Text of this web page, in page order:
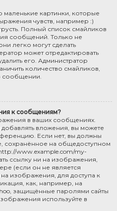
картинки, которые
чувств, например :)
Полный список смайликов
сообщений. Только не
легко могут сделать
может отредактировать
его. Администратор
количество смайликов,
сообщении.
к сообщениям?
в ваших сообщениях.
вложения, вы можете
Если нет, вы должны
сохранённое на общедоступном
www.example.com/my-
ссылку ни на изображения,
(если он не является
изображения, для доступа к
как, например, на
защищённые паролями сайты
используйте в